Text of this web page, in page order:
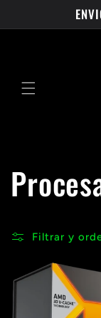
directamente
al contenido
C
l
e
Filtrar y